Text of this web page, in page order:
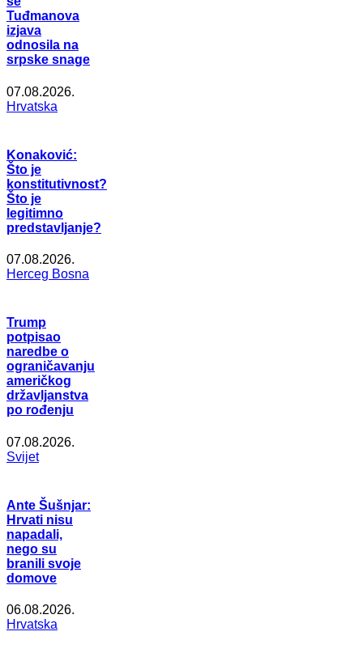
Tuđmanova
izjava
odnosila na
srpske snage
07.08.2026.
Hrvatska
Konaković:
Što je
konstitutivnost?
Što je
legitimno
predstavljanje?
07.08.2026.
Herceg Bosna
Trump
potpisao
naredbe o
ograničavanju
američkog
državljanstva
po rođenju
07.08.2026.
Svijet
Ante Šušnjar:
Hrvati nisu
napadali,
nego su
branili svoje
domove
06.08.2026.
Hrvatska